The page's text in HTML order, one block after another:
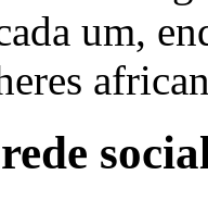
um,